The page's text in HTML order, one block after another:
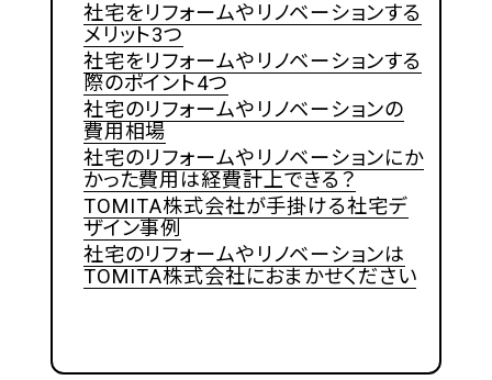
社宅をリフォームやリノベーションする
メリット3つ
社宅をリフォームやリノベーションする
際のポイント4つ
社宅のリフォームやリノベーションの
費用相場
社宅のリフォームやリノベーションにか
かった費用は経費計上できる？
TOMITA株式会社が手掛ける社宅デ
ザイン事例
社宅のリフォームやリノベーションは
TOMITA株式会社におまかせください